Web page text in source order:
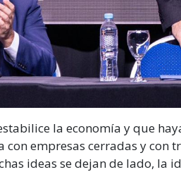
la economía y que
empresas cerradas y con
ideas se dejan de lado, la